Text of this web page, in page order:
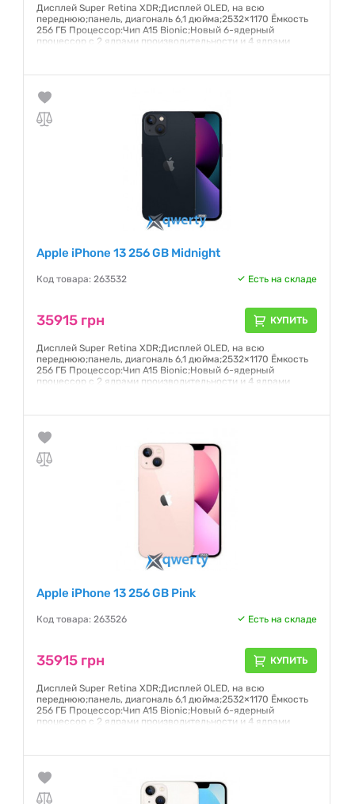
Дисплей Super Retina XDR;Дисплей OLED, на всю
переднюю;панель, диагональ 6,1 дюйма;2532×1170 Ёмкость
256 ГБ Процессор:Чип A15 Bionic;Новый 6-ядерный
процессор с 2 ядрами производительности и 4 ядрами
Гарантия:6 месяцев
Apple iPhone 13 256 GB Midnight
Код товара: 263532 Есть на складе
35915 грн КУПИТЬ
Дисплей Super Retina XDR;Дисплей OLED, на всю
переднюю;панель, диагональ 6,1 дюйма;2532×1170 Ёмкость
256 ГБ Процессор:Чип A15 Bionic;Новый 6-ядерный
процессор с 2 ядрами производительности и 4 ядрами
Гарантия:6 месяцев
Apple iPhone 13 256 GB Pink
Код товара: 263526 Есть на складе
35915 грн КУПИТЬ
Дисплей Super Retina XDR;Дисплей OLED, на всю
переднюю;панель, диагональ 6,1 дюйма;2532×1170 Ёмкость
256 ГБ Процессор:Чип A15 Bionic;Новый 6-ядерный
процессор с 2 ядрами производительности и 4 ядрами
Гарантия:6 месяцев